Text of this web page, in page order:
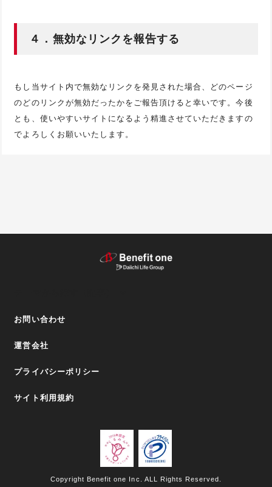
４．無効なリンクを報告する
もし当サイト内で無効なリンクを発見された場合、どのページ
のどのリンクが無効だったかをご報告頂けると幸いです。今後
とも、使いやすいサイトになるよう精進させていただきますの
でよろしくお願いいたします。
お問い合わせ
運営会社
プライバシーポリシー
サイト利用規約
Copyright Benefit one Inc. ALL Rights Reserved.